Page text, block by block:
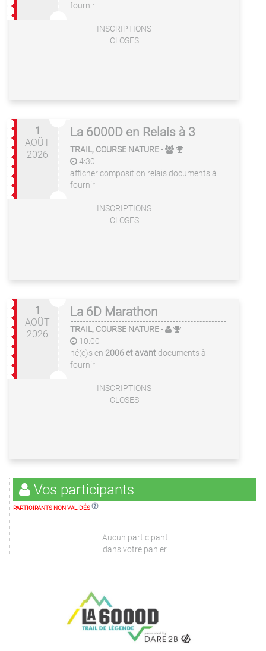
fournir
INSCRIPTIONS
CLOSES
1
AOÛT
2026
La 6000D en Relais à 3
TRAIL, COURSE NATURE-
4:30
affichercomposition relais documents à
fournir
INSCRIPTIONS
CLOSES
1
AOÛT
2026
La 6D Marathon
TRAIL, COURSE NATURE-
10:00
né(e)s en 2006 et avant documents à
fournir
INSCRIPTIONS
CLOSES
Vos participants
PARTICIPANTS NON VALIDÉS
Aucun participant
dans votre panier